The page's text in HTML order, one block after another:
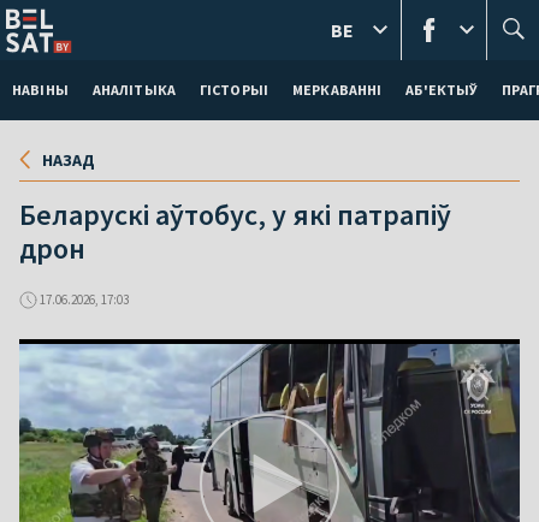
НАВІНЫ АНАЛІТЫКА ГІСТОРЫІ МЕРКАВАННI АБ'ЕКТЫЎ
BE
НАЗАД
Беларускі аўтобус, у які патрапіў
дрон
17.06.2026, 17:03